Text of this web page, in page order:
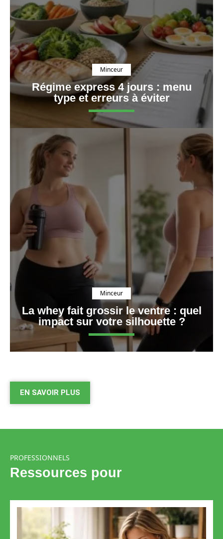
Minceur
Régime express 4 jours : menu
type et erreurs à éviter
Minceur
La whey fait grossir le ventre : quel
impact sur votre silhouette ?
EN SAVOIR PLUS
PROFESSIONNELS
Ressources pour